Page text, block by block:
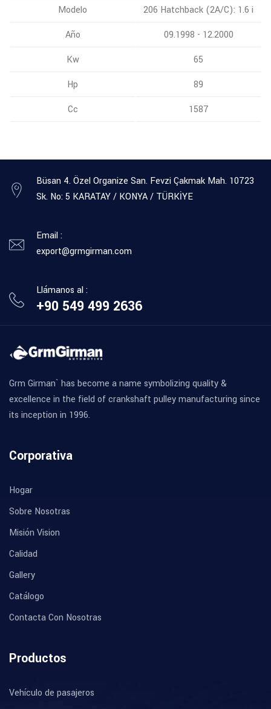
Modelo
206 Hatchback (2A/C): 1.6 i
Año
09.1998 - 12.2000
Kw
65
Hp
89
Cc
1587
Büsan 4. Özel Organize San. Fevzi Çakmak Mah. 10723
Sk. No: 5 KARATAY / KONYA / TÜRKİYE
Email :
export@grmgirman.com
Llámanos al :
+90 549 499 2636
Grm Girman` has become a name symbolizing quality &
excellence in the field of crankshaft pulley manufacturing since
its inception in 1996.
Corporativa
Hogar
Sobre Nosotras
Misión Vision
Calidad
Gallery
Catálogo
Contacta Con Nosotras
Productos
Vehículo de pasajeros